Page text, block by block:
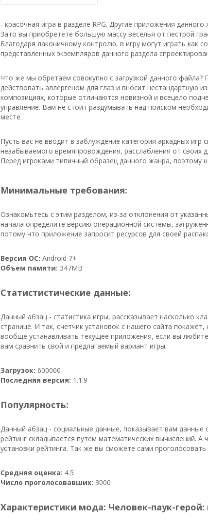
- красочная игра в разделе RPG. Другие приложения
Зато вы приобретёте большую массу веселья от пестрой
Благодаря лаконичному контролю, в игру могут играть как
представленных экземпляров данного раздела
Что же мы обретаем совокупно с загрузкой данного
действовать аллергеном для глаз и вносит нестандартную
композициях, которые отличаются новизной и всецело
управление. Вам не стоит раздумывать над поиском
месте.
Пусть вас не вводит в заблуждение категория аркадных
незабываемого времяпровождения, расслабления от своих
Перед игроками типичный образец данного жанра, поэтому
Минимальные требования:
Ознакомьтесь с этим разделом, из-за отклонения от
начала определите версию операционной системы,
потому что приложение запросит ресурсов для своей
Версия ОС: Android 7+
Объем памяти: 347MB
Статистистические данные:
Данный абзац - статистика игры, рассказывает насколько
странице. И так, счетчик установок с нашего сайта
вообще устанавливать текущее приложения, если вы
вам сравнить свой и предлагаемый вариант игры.
Загрузок: 600000
Последняя версия: 1.1.9
Популярность:
Данный абзац - социальные данные, показывает вам данные
рейтинг складывается путем математических вычислений.
установки рейтинга. Так же вы сможете сами
Средняя оценка: 4.5
Число проголосовавших: 3000
Характеристики мода: Человек-паук-